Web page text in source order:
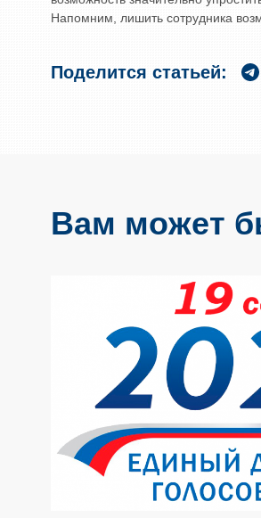
Напомним, лишить сотрудника
Поделится статьей:
Вам может